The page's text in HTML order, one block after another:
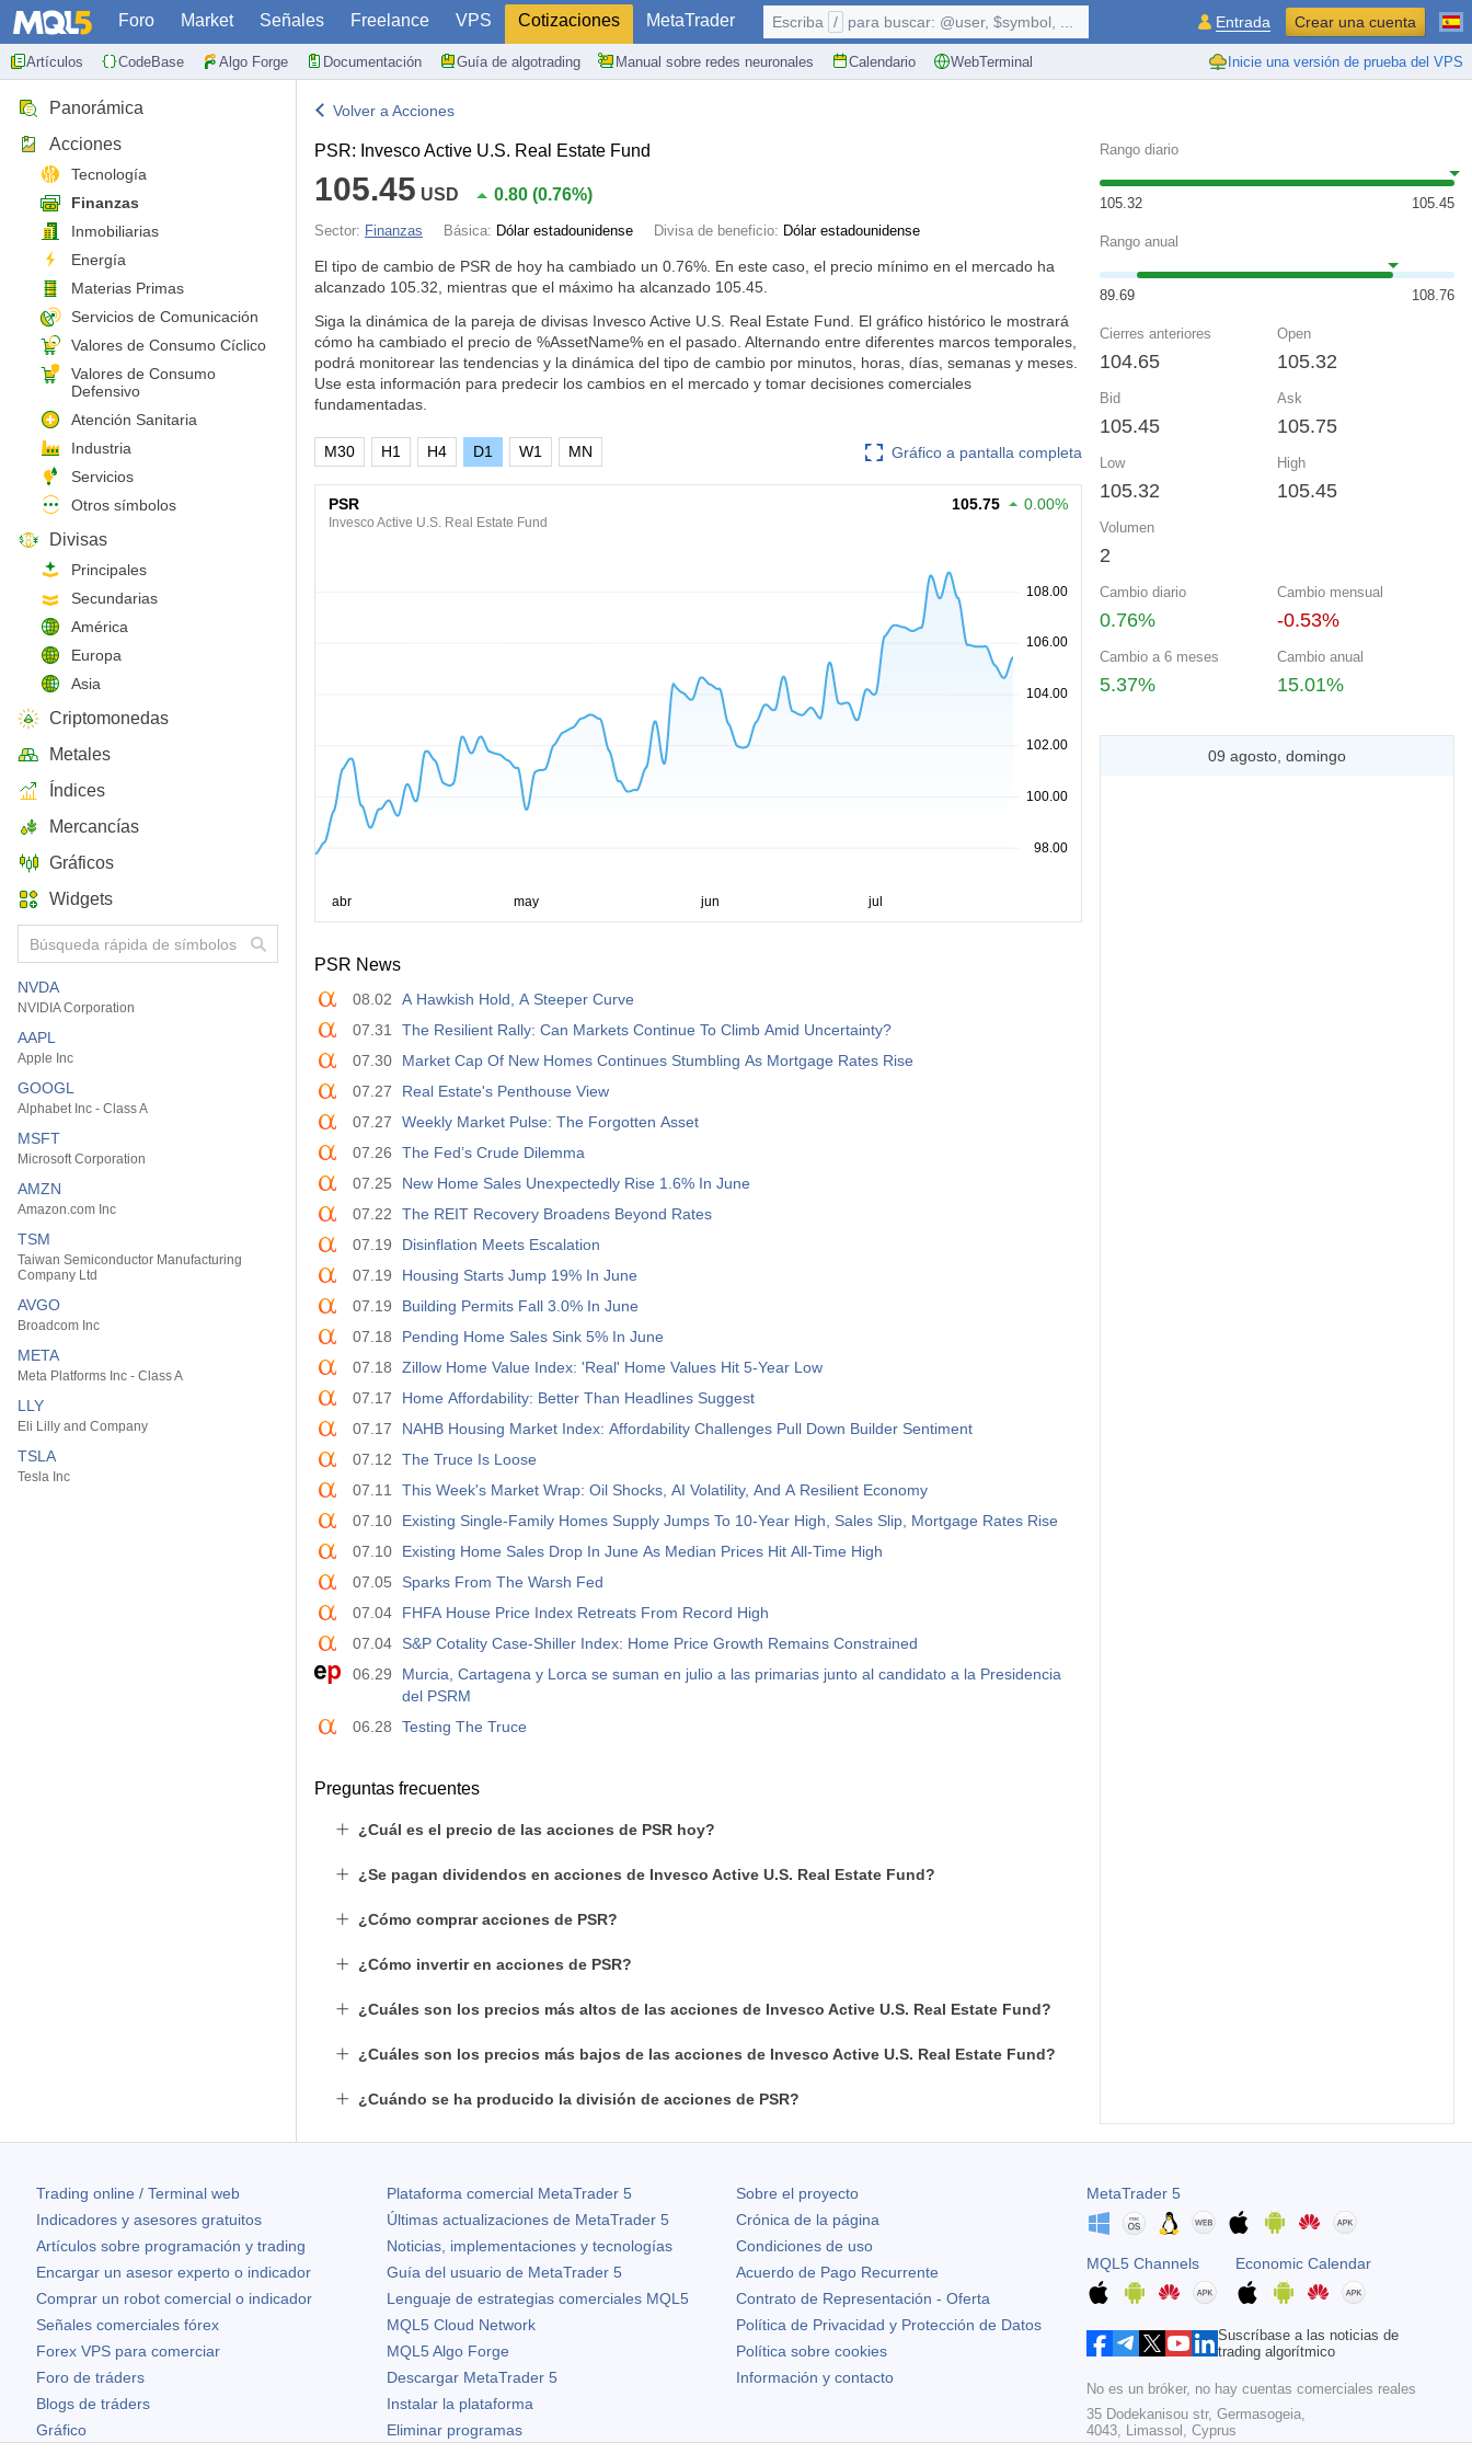
Foro Market Señales Freelance VPS Cotizaciones MetaTrader
Artículos CodeBase Algo Forge Documentación Guía de algotrading Manual sobre redes neuronales Calendario WebTerminal Inicie una versión de prueba del VPS
Escriba / para buscar: @user, $symbol, ... Entrada Crear una cuenta
Panorámica
Acciones
Tecnología
Finanzas
Inmobiliarias
Energía
Materias Primas
Servicios de Comunicación
Valores de Consumo Cíclico
Valores de Consumo
Defensivo
Atención Sanitaria
Industria
Servicios
Otros símbolos
Divisas
Principales
Secundarias
América
Europa
Asia
Criptomonedas
Metales
Índices
Mercancías
Gráficos
Widgets
NVDA
NVIDIA Corporation
AAPL
Apple Inc
GOOGL
Alphabet Inc - Class A
MSFT
Microsoft Corporation
AMZN
Amazon.com Inc
TSM
Taiwan Semiconductor Manufacturing
Company Ltd
AVGO
Broadcom Inc
META
Meta Platforms Inc - Class A
LLY
Eli Lilly and Company
TSLA
Tesla Inc
Volver a Acciones
PSR: Invesco Active U.S. Real Estate Fund
105.45 USD 0.80 (0.76%)
Sector: Finanzas Básica: Dólar estadounidense Divisa de beneficio: Dólar estadounidense
El tipo de cambio de PSR de hoy ha cambiado un 0.76% . En este caso, el precio mínimo en el mercado ha
alcanzado 105.32, mientras que el máximo ha alcanzado 105.45.
Siga la dinámica de la pareja de divisas Invesco Active U.S. Real Estate Fund. El gráfico histórico le mostrará
cómo ha cambiado el precio de %AssetName% en el pasado. Alternando entre diferentes marcos temporales,
podrá monitorear las tendencias y la dinámica del tipo de cambio por minutos, horas, días, semanas y meses.
Use esta información para predecir los cambios en el mercado y tomar decisiones comerciales
fundamentadas.
Gráfico a pantalla completa
M30 H1 H4 D1 W1 MN
PSR
Invesco Active U.S. Real Estate Fund
105.75 0.00%
PSR News
08.02
A Hawkish Hold, A Steeper Curve
07.31
The Resilient Rally: Can Markets Continue To Climb Amid Uncertainty?
07.30
Market Cap Of New Homes Continues Stumbling As Mortgage Rates Rise
07.27
Real Estate's Penthouse View
07.27
Weekly Market Pulse: The Forgotten Asset
07.26
The Fed’s Crude Dilemma
07.25
New Home Sales Unexpectedly Rise 1.6% In June
07.22
The REIT Recovery Broadens Beyond Rates
07.19
Disinflation Meets Escalation
07.19
Housing Starts Jump 19% In June
07.19
Building Permits Fall 3.0% In June
07.18
Pending Home Sales Sink 5% In June
07.18
Zillow Home Value Index: 'Real' Home Values Hit 5-Year Low
07.17
Home Affordability: Better Than Headlines Suggest
07.17
NAHB Housing Market Index: Affordability Challenges Pull Down Builder Sentiment
07.12
The Truce Is Loose
07.11
This Week's Market Wrap: Oil Shocks, AI Volatility, And A Resilient Economy
07.10
Existing Single-Family Homes Supply Jumps To 10-Year High, Sales Slip, Mortgage Rates Rise
07.10
Existing Home Sales Drop In June As Median Prices Hit All-Time High
07.05
Sparks From The Warsh Fed
07.04
FHFA House Price Index Retreats From Record High
07.04
S&P Cotality Case-Shiller Index: Home Price Growth Remains Constrained
06.29
Murcia, Cartagena y Lorca se suman en julio a las primarias junto al candidato a la Presidencia
del PSRM
06.28
Testing The Truce
Preguntas frecuentes
¿Cuál es el precio de las acciones de PSR hoy?
¿Se pagan dividendos en acciones de Invesco Active U.S. Real Estate Fund?
¿Cómo comprar acciones de PSR?
¿Cómo invertir en acciones de PSR?
¿Cuáles son los precios más altos de las acciones de Invesco Active U.S. Real Estate Fund?
¿Cuáles son los precios más bajos de las acciones de Invesco Active U.S. Real Estate Fund?
¿Cuándo se ha producido la división de acciones de PSR?
Rango diario
105.32 105.45
Rango anual
89.69 108.76
Cierres anteriores
104.65
Open
105.32
Bid
105.45
Ask
105.75
Low
105.32
High
105.45
Volumen
2
Cambio diario
0.76%
Cambio mensual
-0.53%
Cambio a 6 meses
5.37%
Cambio anual
15.01%
09 agosto, domingo
Trading online / Terminal web
Indicadores y asesores gratuitos
Artículos sobre programación y trading
Encargar un asesor experto o indicador
Comprar un robot comercial o indicador
Señales comerciales fórex
Forex VPS para comerciar
Foro de tráders
Blogs de tráders
Gráfico
Plataforma comercial MetaTrader 5
Últimas actualizaciones de MetaTrader 5
Noticias, implementaciones y tecnologías
Guía del usuario de MetaTrader 5
Lenguaje de estrategias comerciales MQL5
MQL5 Cloud Network
MQL5 Algo Forge
Descargar MetaTrader 5
Instalar la plataforma
Eliminar programas
Sobre el proyecto
Crónica de la página
Condiciones de uso
Acuerdo de Pago Recurrente
Contrato de Representación - Oferta
Política de Privacidad y Protección de Datos
Política sobre cookies
Información y contacto
MetaTrader 5
MQL5 Channels Economic Calendar
Suscríbase a las noticias de
trading algorítmico
No es un bróker, no hay cuentas comerciales reales
35 Dodekanisou str, Germasogeia,
4043, Limassol, Cyprus